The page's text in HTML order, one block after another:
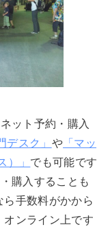
ット予約・購入
デスク」 や 「マッ
）」 でも可能です
購入することも
手数料がかから
オンライン上です